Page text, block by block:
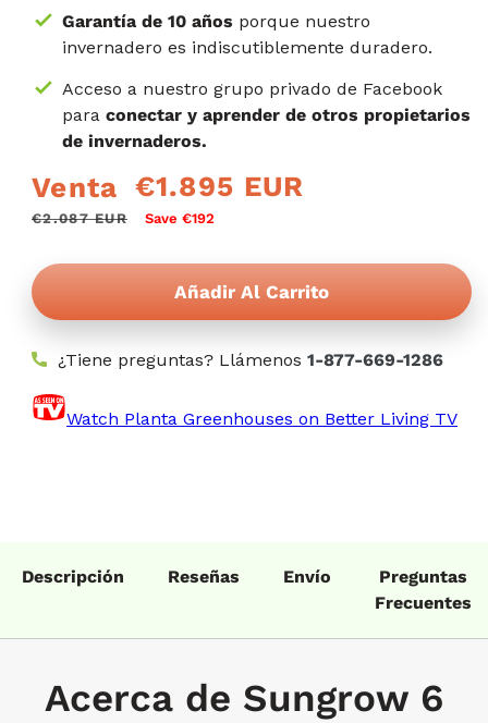
Garantía de 10 años porque nuestro
invernadero es indiscutiblemente duradero.
Acceso a nuestro grupo privado de Facebook
para conectar y aprender de otros propietarios
de invernaderos.
Precio
regular
€2.087 EUR Save €192
Venta
<tc>Precio
de
€1.895 EUR
Añadir Al Carrito
¿Tiene preguntas? Llámenos 1-877-669-1286
Watch Planta Greenhouses on Better Living TV
Descripción Reseñas Envío
Preguntas
Frecuentes
Acerca de Sungrow 6